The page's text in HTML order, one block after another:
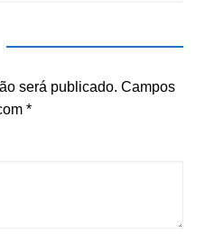
será publicado. Campos
*